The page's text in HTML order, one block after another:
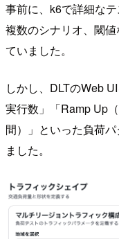
事前に、k6で詳細な
複数のシナリオ、閾
ていました。
しかし、DLTのWeb
実行数」「Ramp Up
間）」といった負荷
ました。